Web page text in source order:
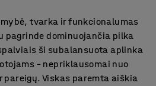
tvarka ir funkcionalumas
pagrinde dominuojančia pilka
ši subalansuota aplinka
– nepriklausomai nuo
pareigų. Viskas paremta aiškia